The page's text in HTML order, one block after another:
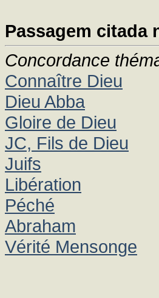
Passagem citada
Concordance
Connaître Dieu
Dieu Abba
Gloire de Dieu
JC, Fils de Dieu
Juifs
Libération
Péché
Abraham
Vérité Mensonge